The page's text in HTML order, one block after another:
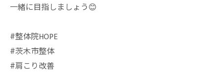
一緒に目指しましょう😊
#整体院HOPE
#茨木市整体
#肩こり改善